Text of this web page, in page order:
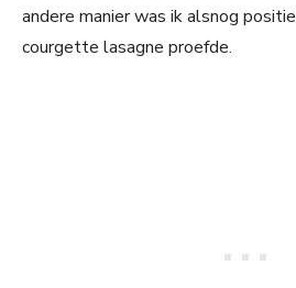
andere manier was ik alsnog
courgette lasagne proefde.